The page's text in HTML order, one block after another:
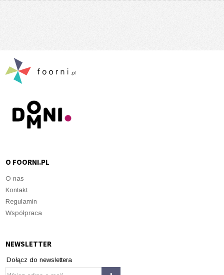
O FOORNI.PL
O nas
Kontakt
Regulamin
Współpraca
NEWSLETTER
Dołącz do newslettera